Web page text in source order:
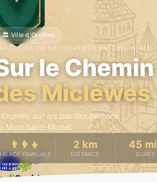
🏛️ Ville d'Orchies
DE DÉCOUVERTE PATRIMONIALE
le Chemin
Miclèwes
Orchies, sur les pas des pèlerins
Mont Saint-Michel
👨‍👩‍👧
FAMILIALE
2 km
DISTANCE
45
DURÉE